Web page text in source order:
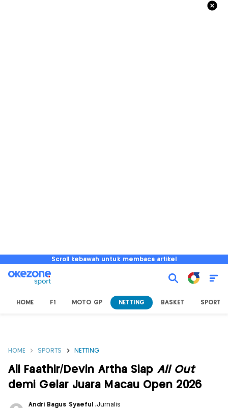
Scroll kebawah untuk membaca artikel
HOME F1 MOTO GP NETTING BASKET SPORT
HOME SPORTS NETTING
Ali Faathir/Devin Artha Siap All Out
demi Gelar Juara Macau Open 2026
Andri Bagus Syaeful ,Jurnalis